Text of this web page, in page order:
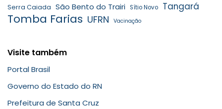
Serra Caiada São Bento do Trairi Sítio Novo Tangará
Tomba Farias UFRN Vacinação
Visite também
Portal Brasil
Governo do Estado do RN
Prefeitura de Santa Cruz